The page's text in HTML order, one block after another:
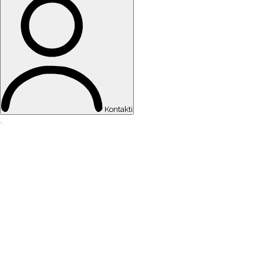
Kontakti